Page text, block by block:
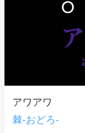
アワアワ
棘-おどろ-